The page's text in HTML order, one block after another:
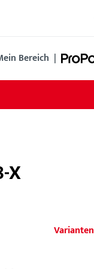
Mein Bereich |
X
Varianten